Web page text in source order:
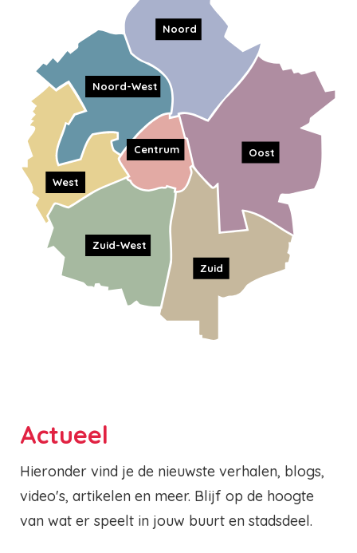
Noord
Oost
Zuid
Centrum
Zuid-West
Noord-West
West
Actueel
Hieronder vind je de nieuwste verhalen, blogs,
video's, artikelen en meer. Blijf op de hoogte
van wat er speelt in jouw buurt en stadsdeel.